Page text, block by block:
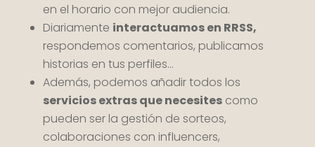
en el horario con mejor audiencia.
Diariamente interactuamos en RRSS,
respondemos comentarios, publicamos
historias en tus perfiles…
Además, podemos añadir todos los
servicios extras que necesitescomo
pueden ser la gestión de sorteos,
colaboraciones con influencers,